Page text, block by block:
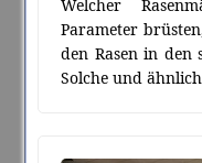
Welcher
Parameter
den Rasen in den
Solche und